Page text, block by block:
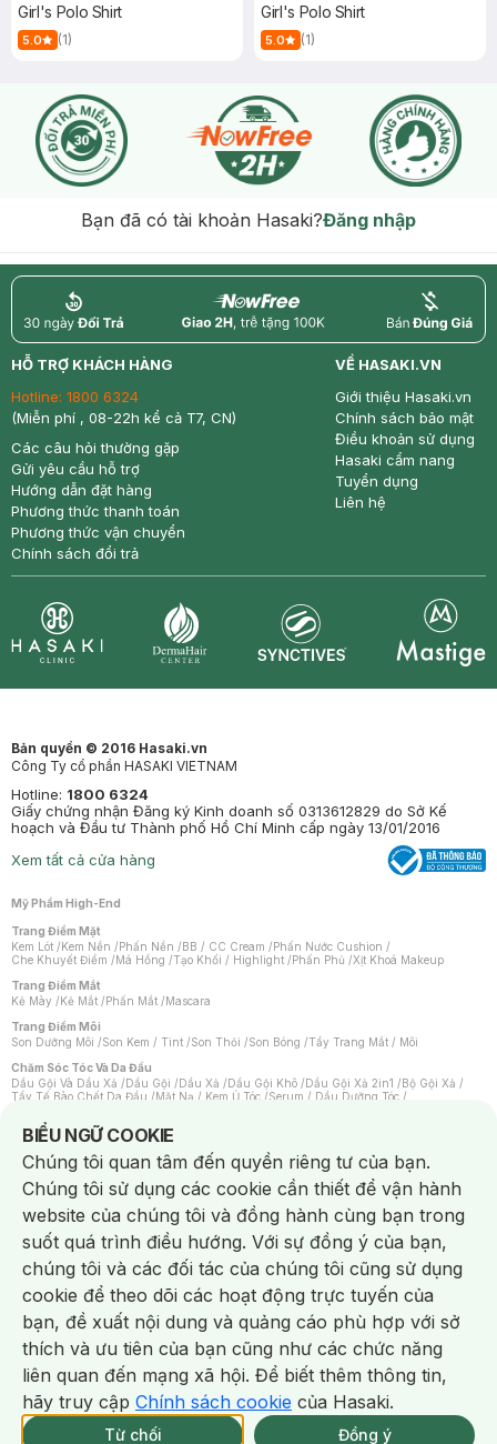
CGPO01
Girl's Polo Shirt
5.0 (1)
CGPO01
Girl's Polo Shirt
5.0 (1)
Giao Nhanh Miễn Phí 2H.
tại 337 Chi Nhánh (Trễ tặng 100K)
Bạn đã có tài khoản Hasaki?Đăng nhập
return nowfree price
HỖ TRỢ KHÁCH HÀNG
Hotline: 1800 6324
(Miễn phí , 08-22h kể cả T7, CN)
Các câu hỏi thường gặp
Gửi yêu cầu hỗ trợ
Hướng dẫn đặt hàng
Phương thức thanh toán
Phương thức vận chuyển
Chính sách đổi trả
VỀ HASAKI.VN
Giới thiệu Hasaki.vn
Chính sách bảo mật
Điều khoản sử dụng
Hasaki cẩm nang
Tuyển dụng
Liên hệ
Bản quyền © 2016 Hasaki.vn
Công Ty cổ phần HASAKI VIETNAM
Hotline: 1800 6324
Giấy chứng nhận Đăng ký Kinh doanh số 0313612829 do Sở Kế
hoạch và Đầu tư Thành phố Hồ Chí Minh cấp ngày 13/01/2016
Xem tất cả cửa hàng
Mỹ Phẩm High-End
Trang Điểm Mặt
Kem Lót /Kem Nền /Phấn Nền /BB / CC Cream /Phấn Nước Cushion /
Che Khuyết Điểm /Má Hồng /Tạo Khối / Highlight /Phấn Phủ /Xịt Khoá Makeup
Trang Điểm Mắt
Kẻ Mày /Kẻ Mắt /Phấn Mắt /Mascara
Trang Điểm Môi
Son Dưỡng Môi /Son Kem / Tint /Son Thỏi /Son Bóng /Tẩy Trang Mắt / Môi
Chăm Sóc Tóc Và Da Đầu
Dầu Gội Và Dầu Xả /Dầu Gội /Dầu Xả /Dầu Gội Khô /Dầu Gội Xả 2in1 /Bộ Gội Xả /
Tẩy Tế Bào Chết Da Đầu /Mặt Nạ / Kem Ủ Tóc /Serum / Dầu Dưỡng Tóc /
Máy Sấy Tóc
Lược
Kem Tẩy Lông/Dụng Cụ Tẩy Lông
Nước Hoa
Nước Hoa Nam Nước Hoa Cao Cấp Xịt Thơm Toàn Thân
Nước Hoa Vùng Kín
Chăm Sóc Cá Nhân
Chống Muỗi
Khẩu Trang Máy Massage Mặt Nạ Xông Hơi/Nước Rửa Tay
Sản Phẩm Chăm Sóc Khác/ Bàn Chải Đánh Răng /Bàn Chải Điện/
Hỗ Trợ Trắng Răng / Kem Đánh Răng Máy Tăm Nước Nước Súc Miệng
Tăm / Chỉ Nha Khoa /Xịt Thơm Miệng / Dung Dịch Vệ Sinh/Dưỡng Vùng Kín/
Khăn Ướt Vệ Sinh Vùng Kín
/Băng Vệ Sinh Tampon Bọt Cạo Râu Dao Cạo Râu/
Máy Cạo Râu
Vấn Đề Về Da
Da Dầu / Lỗ Chân Lông To
Da Khô / Mất Nước /Da Lão Hóa / Da Mụn/
Da Nhạy Cảm / Kích Ứng/Da Xỉn Màu/Thâm / Nám / Tàn Nhang/
Quầng Thâm & Bọng Mắt/ Sẹo
Viêm Da Cơ Địa
Dụng Cụ / Phụ Kiện Chăm Sóc Da
/Khăn Lau Mặt Khô Dụng Cụ / Máy Rửa Mặt/Máy Chăm Sóc Da
BIỂU NGỮ COOKIE
Notice about cookies usage
Chúng tôi quan tâm đến quyền riêng tư của bạn.
Chúng tôi sử dụng các cookie cần thiết để vận hành
website của chúng tôi và đồng hành cùng bạn trong
suốt quá trình điều hướng. Với sự đồng ý của bạn,
chúng tôi và các đối tác của chúng tôi cũng sử dụng
cookie để theo dõi các hoạt động trực tuyến của
bạn, đề xuất nội dung và quảng cáo phù hợp với sở
thích và ưu tiên của bạn cũng như các chức năng
liên quan đến mạng xã hội. Để biết thêm thông tin,
hãy truy cập Chính sách cookie của Hasaki.
Từ chối Đồng ý